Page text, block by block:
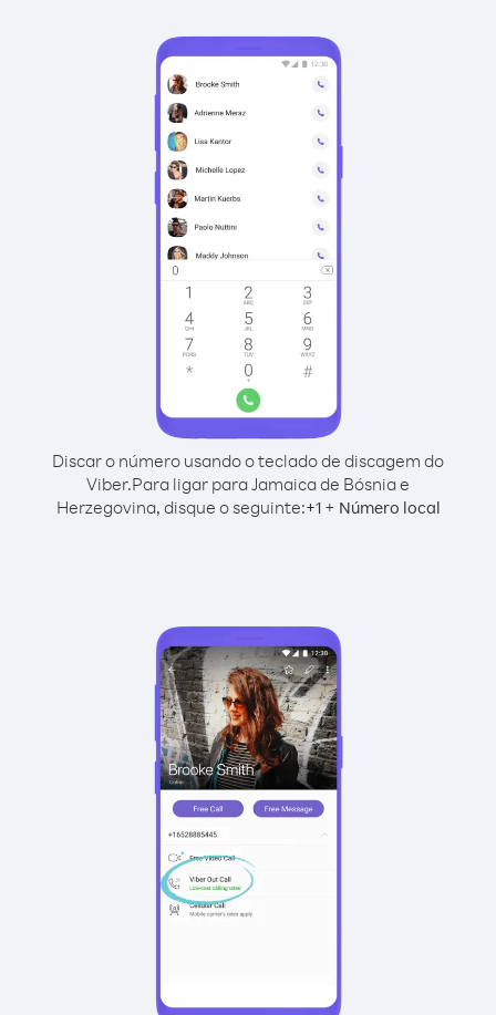
Discar o número usando o teclado de discagem do
Viber.Para ligar para Jamaica de Bósnia e
Herzegovina, disque o seguinte:+1+ Número local